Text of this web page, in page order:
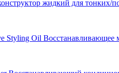
жидкий для тонких/
Styling Oil Восстанавливающее